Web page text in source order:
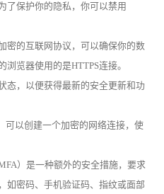
了保护你的隐私，你可以禁用
密的互联网协议，可以确保你的数
览器使用的是HTTPS连接。
态，以便获得最新的安全更新和功
可以创建一个加密的网络连接，使
）是一种额外的安全措施，要求
如密码、手机验证码、指纹或面部